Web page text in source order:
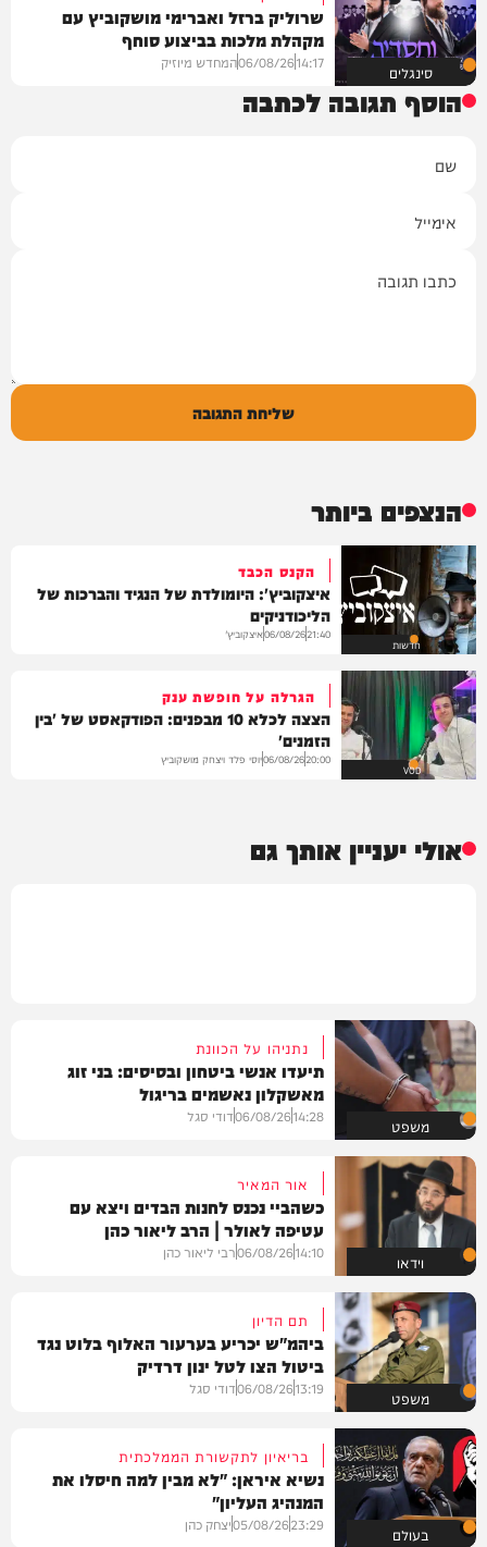
סינגלים
שרוליק ברזל ואברימי מושקוביץ עם
מקהלת מלכות בביצוע סוחף
14:17
06/08/26המחדש מיוזיק
הוסף תגובה לכתבה
שליחת התגובה
הנצפים ביותר
חדשות
הקנס הכבד
איצקוביץ': היומולדת של הנגיד והברכות של
הליכודניקים
21:40
06/08/26איצקוביץ'
VOD
הגרלה על חופשת ענק
הצצה לכלא 10 מבפנים: הפודקאסט של 'בין
הזמנים'
20:00
06/08/26יוסי פלד ויצחק מושקוביץ
אולי יעניין אותך גם
משפט
נתניהו על הכוונת
תיעדו אנשי ביטחון ובסיסים: בני זוג
מאשקלון נאשמים בריגול
14:28
06/08/26דודי סגל
וידאו
אור המאיר
כשהביי נכנס לחנות הבדים ויצא עם
עטיפה לאולר | הרב ליאור כהן
14:10
06/08/26רבי ליאור כהן
משפט
תם הדיון
ביהמ"ש יכריע בערעור האלוף בלוט נגד
ביטול הצו לטל ינון דרדיק
13:19
06/08/26דודי סגל
בעולם
בריאיון לתקשורת הממלכתית
נשיא איראן: "לא מבין למה חיסלו את
המנהיג העליון"
23:29
05/08/26יצחק כהן